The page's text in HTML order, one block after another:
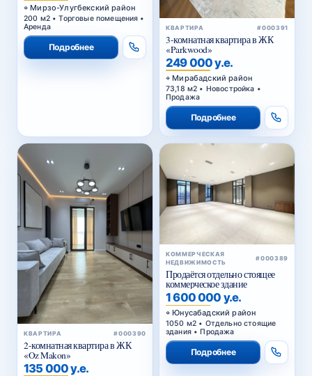
Мирзо-Улугбекский район
200 м2 • Торговые помещения •
Аренда
Подробнее
КВАРТИРА #000391
3-комнатная квартира в ЖК
«Parkwood»
249 000 у.е.
Мирабадский район
73,18 м2 • Новостройка •
Продажа
Подробнее
КВАРТИРА #000390
2-комнатная квартира в ЖК
«Oz Makon»
135 000 у.е.
КОММЕРЧЕСКАЯ
НЕДВИЖИМОСТЬ
#000389
Продаётся отдельно стоящее
коммерческое здание
1 600 000 у.е.
Юнусабадский район
1050 м2 • Отдельно стоящие
здания • Продажа
Подробнее